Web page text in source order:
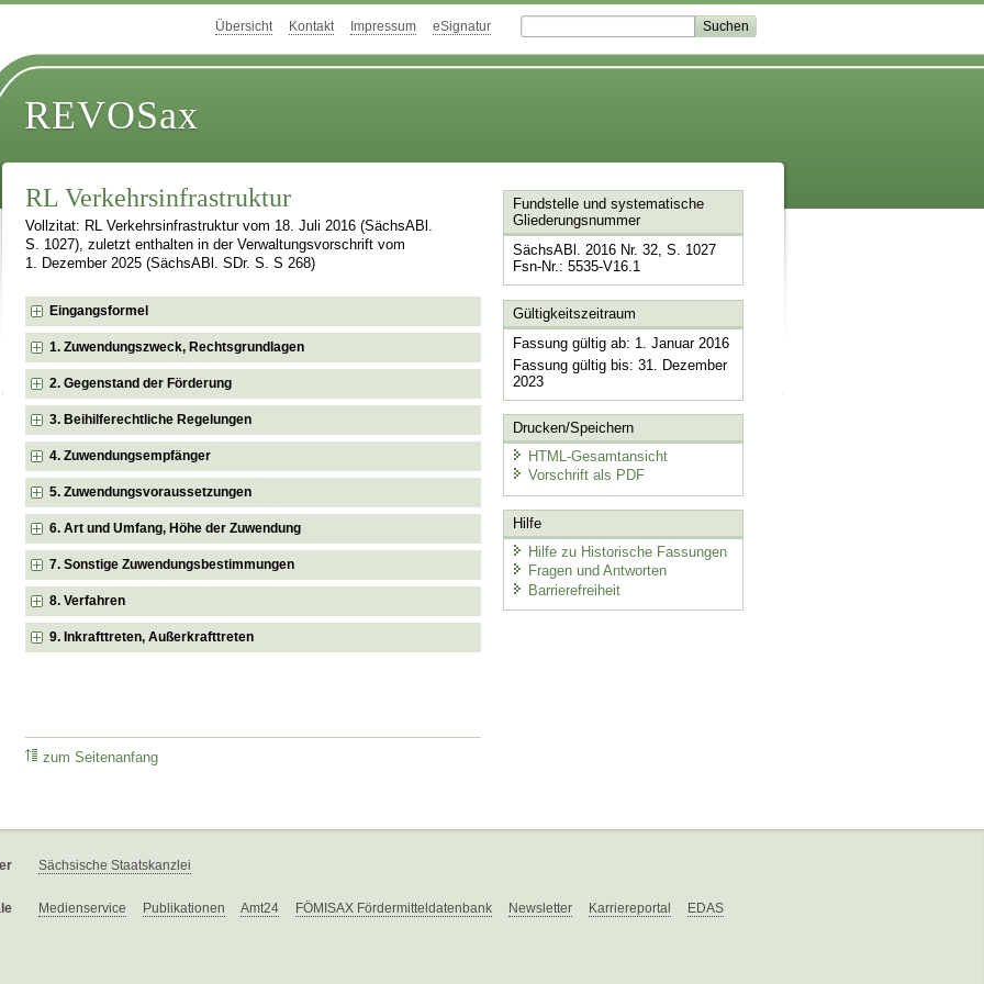
Übersicht Kontakt Impressum eSignatur
REVOSax
RL Verkehrsinfrastruktur
Vollzitat: RL Verkehrsinfrastruktur vom 18. Juli 2016 (SächsABl.
S. 1027), zuletzt enthalten in der Verwaltungsvorschrift vom
1. Dezember 2025 (SächsABl. SDr. S. S 268)
Eingangsformel
1. Zuwendungszweck, Rechtsgrundlagen
2. Gegenstand der Förderung
3. Beihilferechtliche Regelungen
4. Zuwendungsempfänger
5. Zuwendungsvoraussetzungen
6. Art und Umfang, Höhe der Zuwendung
7. Sonstige Zuwendungsbestimmungen
8. Verfahren
9. Inkrafttreten, Außerkrafttreten
zum Seitenanfang
Fundstelle und systematische
Gliederungsnummer
SächsABl. 2016 Nr. 32, S. 1027
Fsn-Nr.: 5535-V16.1
Gültigkeitszeitraum
Fassung gültig ab: 1. Januar 2016
Fassung gültig bis: 31. Dezember
2023
Drucken/Speichern
HTML-Gesamtansicht
Vorschrift als PDF
Hilfe
Hilfe zu Historische Fassungen
Fragen und Antworten
Barrierefreiheit
Sächsische Staatskanzlei
Medienservice Publikationen Amt24 FÖMISAX Fördermitteldatenbank Newsletter Karriereportal EDAS